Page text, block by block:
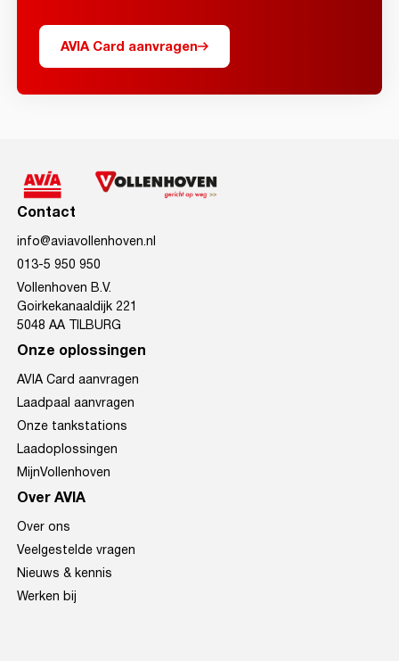
AVIA Card aanvragen
Contact
info@aviavollenhoven.nl
013-5 950 950
Vollenhoven B.V.
Goirkekanaaldijk 221
5048 AA TILBURG
Onze oplossingen
AVIA Card aanvragen
Laadpaal aanvragen
Onze tankstations
Laadoplossingen
MijnVollenhoven
Over AVIA
Over ons
Veelgestelde vragen
Nieuws & kennis
Werken bij